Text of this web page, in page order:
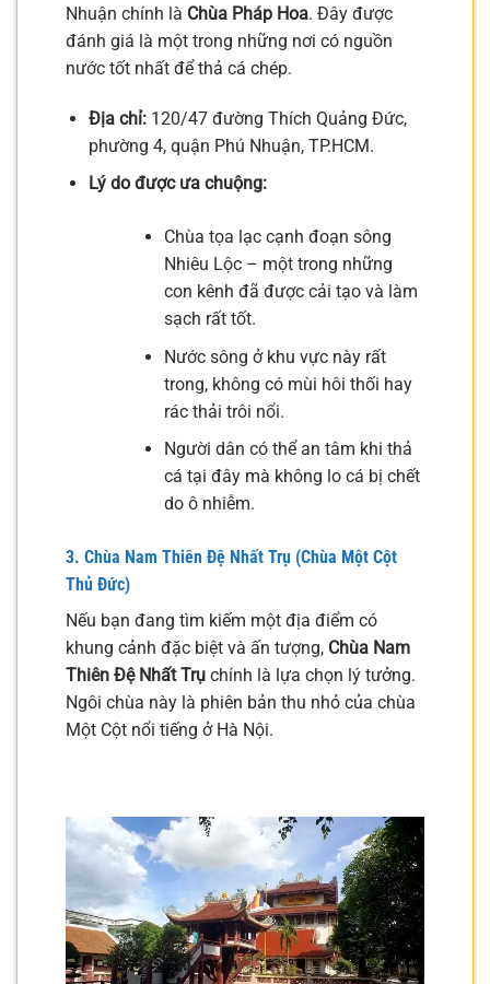
Nhuận chính là Chùa Pháp Hoa. Đây được
đánh giá là một trong những nơi có nguồn
nước tốt nhất để thả cá chép.
Địa chỉ:120/47 đường Thích Quảng Đức,
phường 4, quận Phú Nhuận, TP.HCM.
Lý do được ưa chuộng:
Chùa tọa lạc cạnh đoạn sông
Nhiêu Lộc – một trong những
con kênh đã được cải tạo và làm
sạch rất tốt.
Nước sông ở khu vực này rất
trong, không có mùi hôi thối hay
rác thải trôi nổi.
Người dân có thể an tâm khi thả
cá tại đây mà không lo cá bị chết
do ô nhiễm.
3. Chùa Nam Thiên Đệ Nhất Trụ (Chùa Một Cột
Thủ Đức)
Nếu bạn đang tìm kiếm một địa điểm có
khung cảnh đặc biệt và ấn tượng, Chùa Nam
Thiên Đệ Nhất Trụ chính là lựa chọn lý tưởng.
Ngôi chùa này là phiên bản thu nhỏ của chùa
Một Cột nổi tiếng ở Hà Nội.